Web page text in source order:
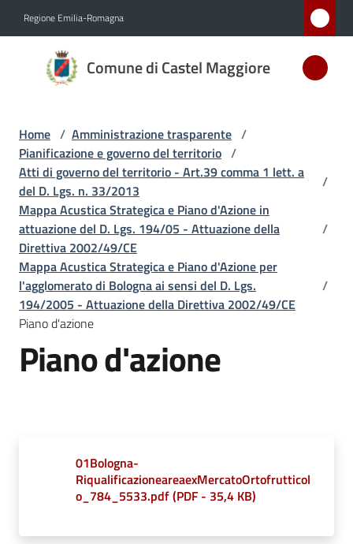
Regione Emilia-Romagna
Comune di Castel Maggiore
Comune
di Castel
D'ARGENTO
AL MERITO
CIVILE
Amministrazione
Menu selezionato
Novità
Servizi
Vivere
Home / Amministrazione trasparente /
Pianificazione e governo del territorio /
Atti di governo del territorio - Art.39 comma 1 lett. a
del D. Lgs. n. 33/2013
/
Mappa Acustica Strategica e Piano d'Azione in
attuazione del D. Lgs. 194/05 - Attuazione della
Direttiva 2002/49/CE
/
Mappa Acustica Strategica e Piano d'Azione per
l'agglomerato di Bologna ai sensi del D. Lgs.
194/2005 - Attuazione della Direttiva 2002/49/CE
/
Piano d'azione
Piano d'azione
01Bologna-
RiqualificazioneareaexMercatoOrtofrutticol
o_784_5533.pdf(PDF - 35,4 KB)